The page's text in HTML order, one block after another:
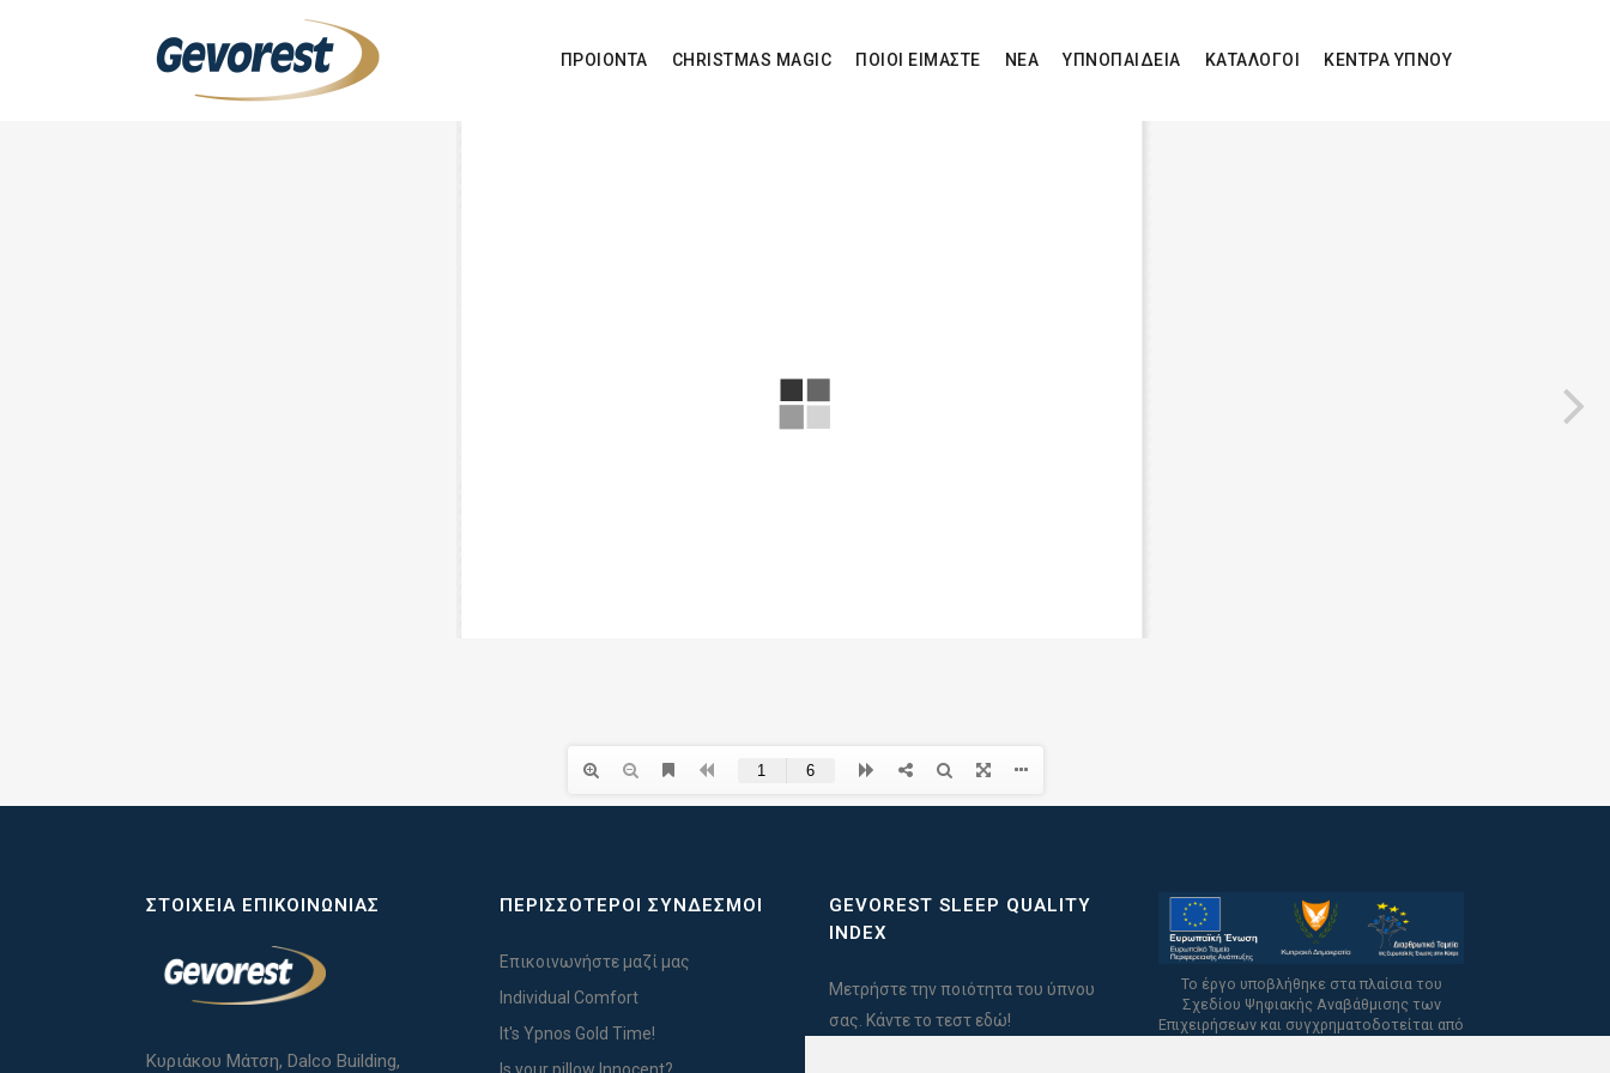
ΠΡΟΙΟΝΤΑ CHRISTMAS MAGIC ΠΟΙΟΙ ΕΙΜΑΣΤΕ ΝΕΑ ΥΠΝΟΠΑΙΔΕΙΑ ΚΑΤΑΛΟΓΟΙ ΚΕΝΤΡΑ ΥΠΝΟΥ
ΣΤΟΙΧΕΊΑ ΕΠΙΚΟΙΝΩΝΊΑΣ
Κυριάκου Μάτση, Dalco Building,
ΠΕΡΙΣΣΟΤΕΡΟΙ ΣΥΝΔΕΣΜΟΙ
Επικοινωνήστε μαζί μας
Individual Comfort
It's Ypnos Gold Time!
GEVOREST SLEEP QUALITY
INDEX
Μετρήστε την ποιότητα του ύπνου
σας. Κάντε το τεστ εδώ!
Το έργο υποβλήθηκε στα πλαίσια του
Σχεδίου Ψηφιακής Αναβάθμισης των
Επιχειρήσεων και συγχρηματοδοτείται από